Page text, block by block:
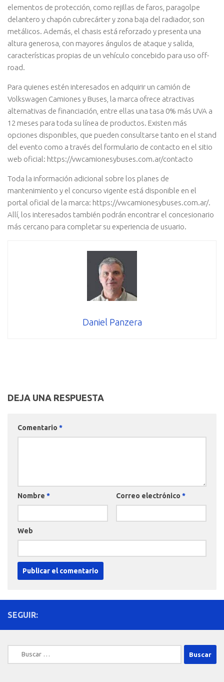
elementos de protección, como rejillas de faros, paragolpe
delantero y chapón cubrecárter y zona baja del radiador, son
metálicos. Además, el chasis está reforzado y presenta una
altura generosa, con mayores ángulos de ataque y salida,
características propias de un vehículo concebido para uso off-
road.
Para quienes estén interesados en adquirir un camión de
Volkswagen Camiones y Buses, la marca ofrece atractivas
alternativas de financiación, entre ellas una tasa 0% más UVA a
12 meses para toda su línea de productos. Existen más
opciones disponibles, que pueden consultarse tanto en el stand
del evento como a través del formulario de contacto en el sitio
web oficial: https://vwcamionesybuses.com.ar/contacto
Toda la información adicional sobre los planes de
mantenimiento y el concurso vigente está disponible en el
portal oficial de la marca: https://vwcamionesybuses.com.ar/.
Allí, los interesados también podrán encontrar el concesionario
más cercano para completar su experiencia de usuario.
Daniel Panzera
DEJA UNA RESPUESTA
Comentario *
Nombre * Correo electrónico *
Web
SEGUIR:
Buscar: